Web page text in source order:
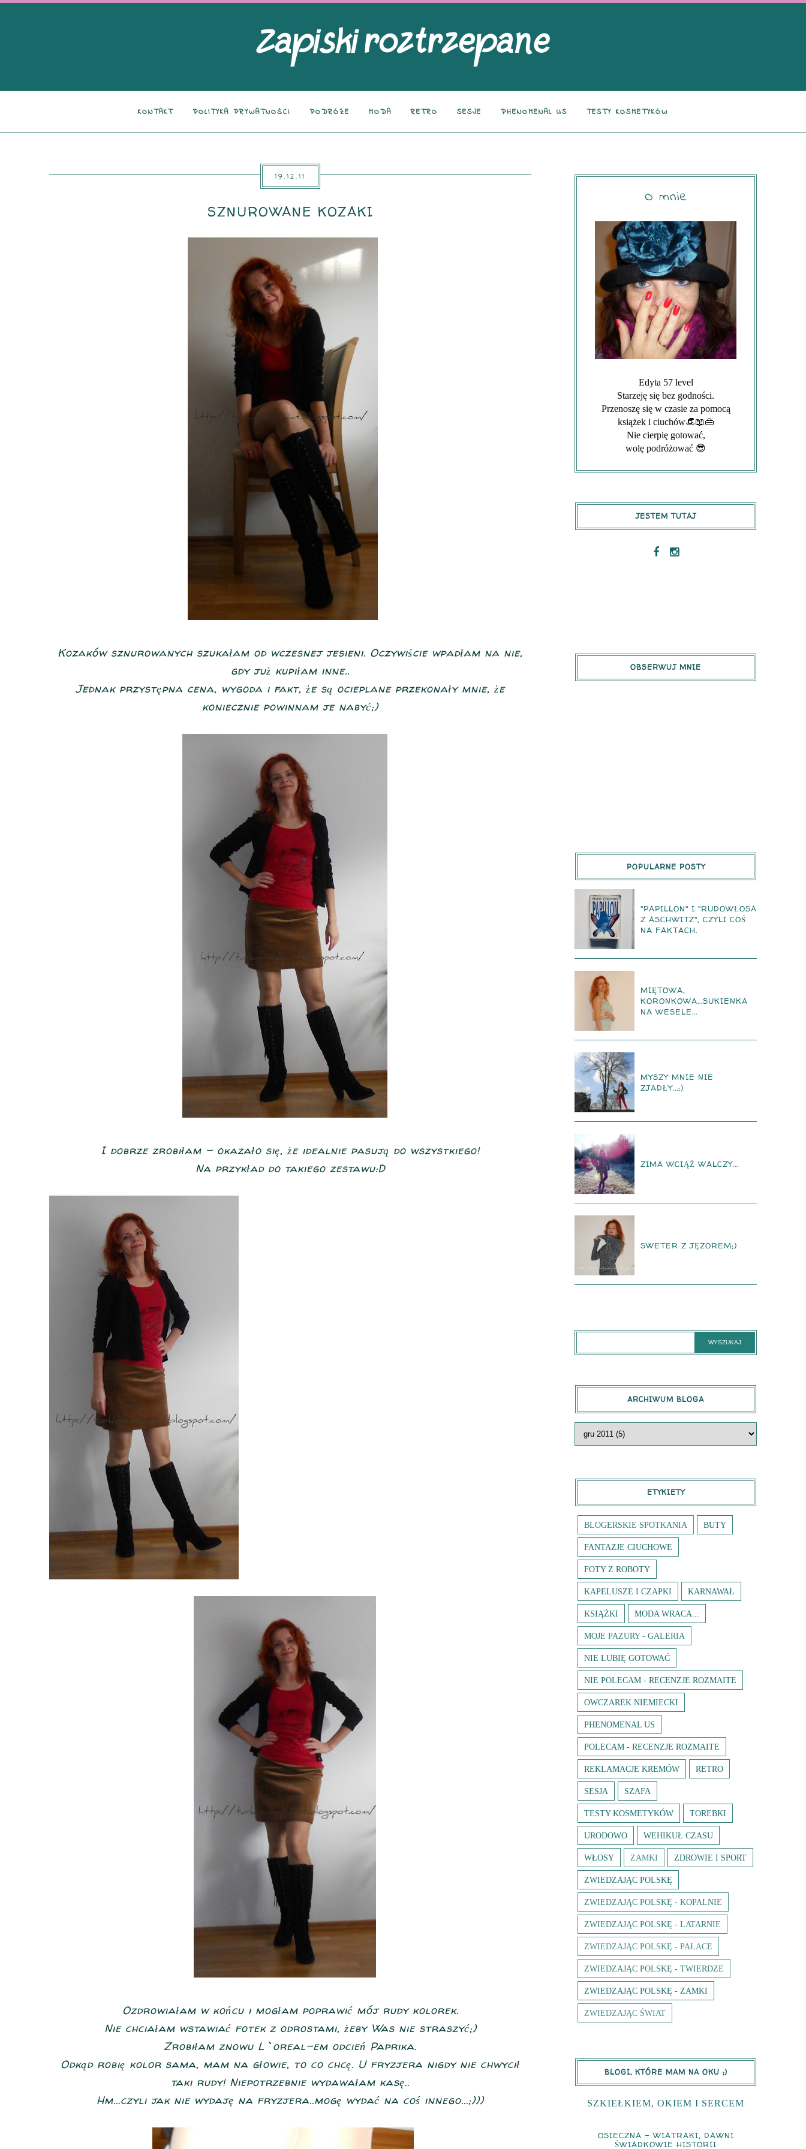
KONTAKT POLITYKA PRYWATNOŚCI PODRÓŻE MODA RETRO SESJE PHENOMENAL US TESTY KOSMETYKÓW
19.12.11
SZNUROWANE KOZAKI
Kozaków sznurowanych szukałam od wczesnej jesieni. Oczywiście wpadłam na nie,
gdy już kupiłam inne..
Jednak przystępna cena, wygoda i fakt, że są ocieplane przekonały mnie, że
koniecznie powinnam je nabyć;)
I dobrze zrobiłam - okazało się, że idealnie pasują do wszystkiego!
Na przykład do takiego zestawu:D
Ozdrowiałam w końcu i mogłam poprawić mój rudy kolorek.
Nie chciałam wstawiać fotek z odrostami, żeby Was nie straszyć;)
Zrobiłam znowu L`oreal-em odcień Paprika.
Odkąd robię kolor sama, mam na głowie, to co chcę. U fryzjera nigdy nie chwycił
taki rudy! Niepotrzebnie wydawałam kasę..
Hm...czyli jak nie wydaję na fryzjera..mogę wydać na coś innego...;)))
O mnie
Edyta 57 level
Starzeję się bez godności.
Przenoszę się w czasie za pomocą
książek i ciuchów👒📖👜
Nie cierpię gotować,
wolę podróżować 😎
JESTEM TUTAJ
OBSERWUJ MNIE
POPULARNE POSTY
"PAPILLON" I "RUDOWŁOSA
Z ASCHWITZ", CZYLI COŚ
NA FAKTACH.
MIĘTOWA,
KORONKOWA...SUKIENKA
NA WESELE...
MYSZY MNIE NIE
ZJADŁY...;)
ZIMA WCIĄŻ WALCZY...
SWETER Z JĘZOREM;)
ARCHIWUM BLOGA
ETYKIETY
BLOGERSKIE SPOTKANIA BUTY
FANTAZJE CIUCHOWE
FOTY Z ROBOTY
KAPELUSZE I CZAPKI KARNAWAŁ
KSIĄŻKI MODA WRACA...
MOJE PAZURY - GALERIA
NIE LUBIĘ GOTOWAĆ
NIE POLECAM - RECENZJE ROZMAITE
OWCZAREK NIEMIECKI
PHENOMENAL US
POLECAM - RECENZJE ROZMAITE
REKLAMACJE KREMÓW RETRO
SESJA SZAFA
TESTY KOSMETYKÓW TOREBKI
URODOWO WEHIKUŁ CZASU
WŁOSY ZAMKI ZDROWIE I SPORT
ZWIEDZAJĄC POLSKĘ
ZWIEDZAJĄC POLSKĘ - KOPALNIE
ZWIEDZAJĄC POLSKĘ - LATARNIE
ZWIEDZAJĄC POLSKĘ - PAŁACE
ZWIEDZAJĄC POLSKĘ - TWIERDZE
ZWIEDZAJĄC POLSKĘ - ZAMKI
ZWIEDZAJĄC ŚWIAT
BLOGI, KTÓRE MAM NA OKU ;)
SZKIEŁKIEM, OKIEM I SERCEM
OSIECZNA - WIATRAKI, DAWNI
ŚWIADKOWIE HISTORII